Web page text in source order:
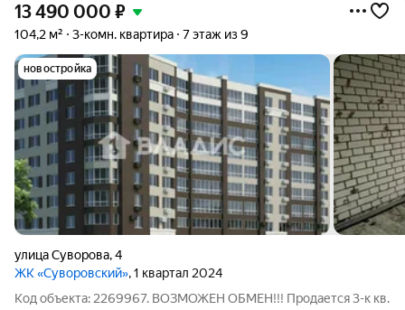
13 490 000 ₽
104,2 м² 3-комн. квартира 7 этаж из 9
новостройка
улица Суворова,4
ЖК «Суворовский», 1 квартал 2024
Код объекта: 2269967. ВОЗМОЖЕН ОБМЕН!!! Продается 3-к кв.